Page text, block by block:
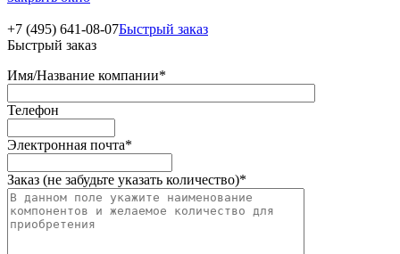
+7 (495) 641-08-07Быстрый заказ
Быстрый заказ
Имя/Название компании*
Телефон
Электронная почта*
Заказ (не забудьте указать количество)*